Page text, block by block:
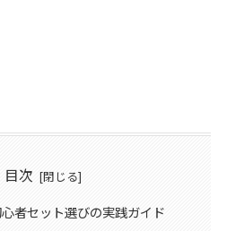
目次
者セット選びの実践ガイド